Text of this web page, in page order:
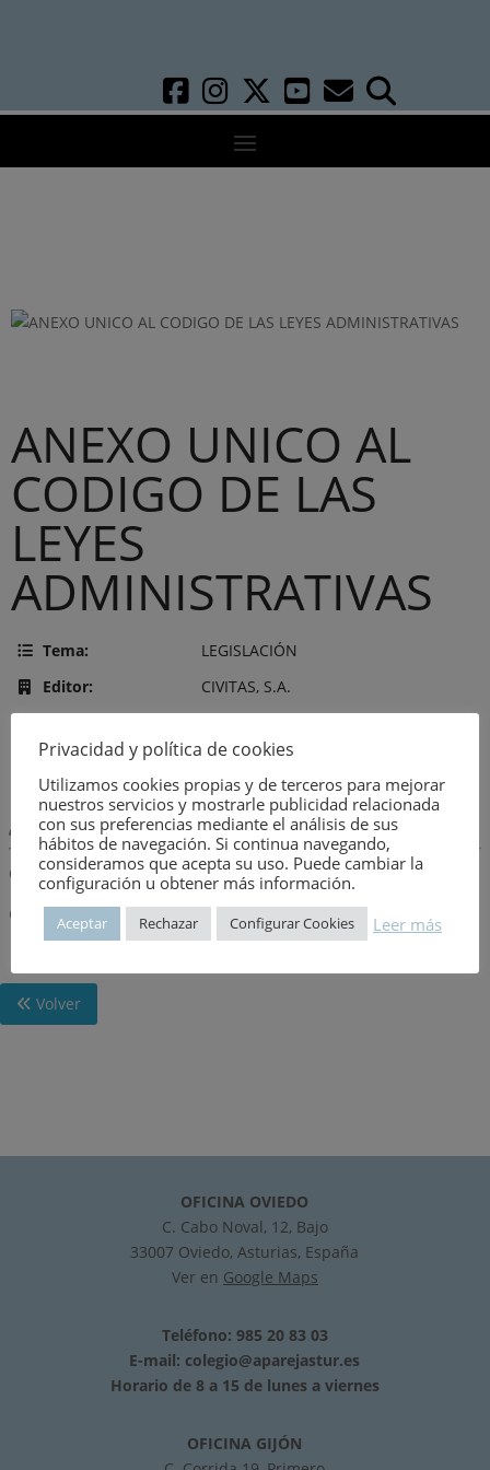
ANEXO UNICO AL
CODIGO DE LAS
LEYES
ADMINISTRATIVAS
Tema:
LEGISLACIÓN
Editor:
CIVITAS, S.A.
Número:
586
Descripción:
Observaciones
Con un alcance de actualización cerrado en abril de 1979.
Volver
OFICINA OVIEDO
C. Cabo Noval, 12, Bajo
33007 Oviedo, Asturias, España
Ver en Google Maps
Teléfono: 985 20 83 03
E-mail: colegio@aparejastur.es
Horario de 8 a 15 de lunes a viernes
OFICINA GIJÓN
Privacidad y política de cookies
Utilizamos cookies propias y de terceros para mejorar
nuestros servicios y mostrarle publicidad relacionada
con sus preferencias mediante el análisis de sus
hábitos de navegación. Si continua navegando,
consideramos que acepta su uso. Puede cambiar la
configuración u obtener más información.
Aceptar Rechazar Configurar Cookies Leer más